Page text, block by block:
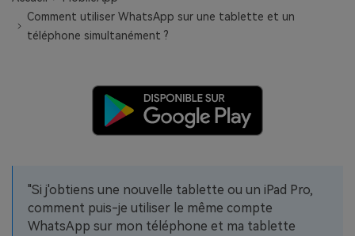
EXPLOREZ PLUS DE SUJETS
Plan Éducation
Comment utiliser WhatsApp sur une tablette et un
téléphone simultanément ?
"Si j'obtiens une nouvelle tablette ou un iPad Pro,
comment puis-je utiliser le même compte
WhatsApp sur mon téléphone et ma tablette